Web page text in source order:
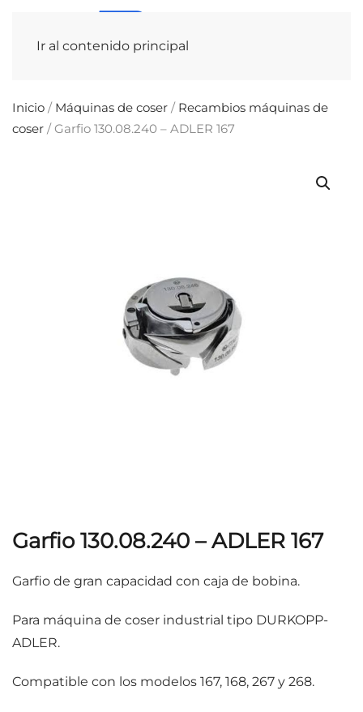
Ir al contenido principal
Inicio / Máquinas de coser / Recambios máquinas de
coser / Garfio 130.08.240 – ADLER 167
Garfio 130.08.240 – ADLER 167
Garfio de gran capacidad con caja de bobina.
Para máquina de coser industrial tipo DURKOPP-
ADLER.
Compatible con los modelos 167, 168, 267 y 268.